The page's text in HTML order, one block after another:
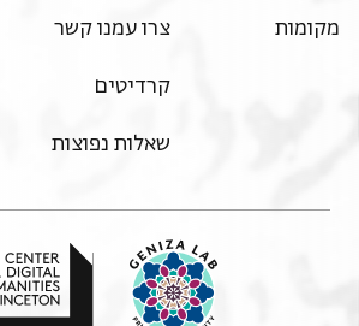
מקומות צרו עמנו קשר
קרדיטים
שאלות נפוצות